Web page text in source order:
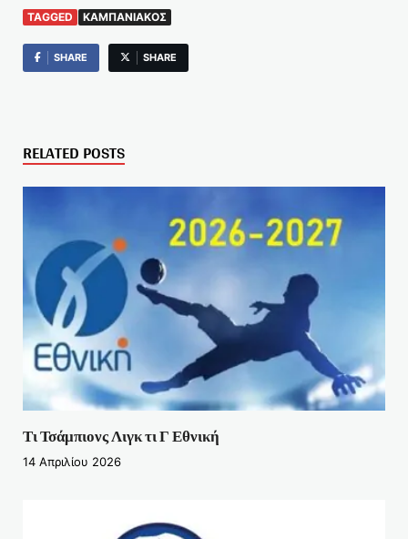
TAGGED ΚΑΜΠΑΝΙΑΚΌΣ
SHARE SHARE
RELATED POSTS
Τι Τσάμπιονς Λιγκ τι Γ Εθνική
14 Απριλίου 2026